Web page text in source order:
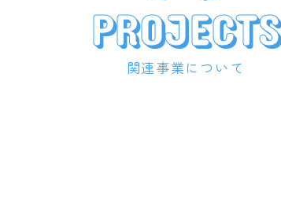
PROJECTS
関連事業について